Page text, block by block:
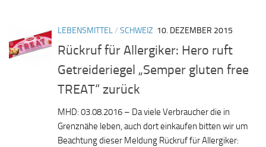
LEBENSMITTEL/ SCHWEIZ 10. DEZEMBER 2015
Rückruf für Allergiker: Hero ruft
Getreideriegel „Semper gluten free
TREAT“ zurück
MHD: 03.08.2016 – Da viele Verbraucher die in
Grenznähe leben, auch dort einkaufen bitten wir um
Beachtung dieser Meldung Rückruf für Allergiker: